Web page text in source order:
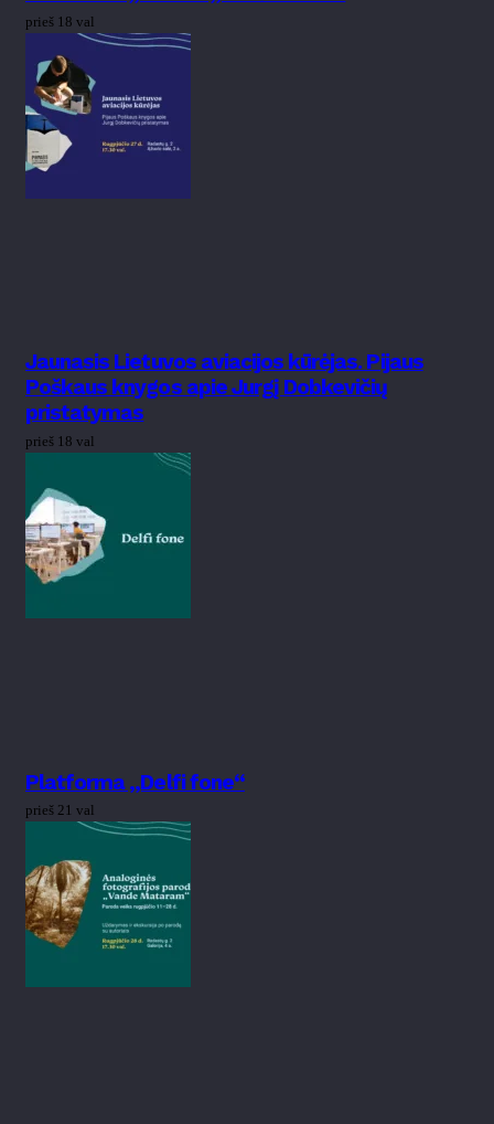
prieš 18 val
Jaunasis Lietuvos aviacijos kūrėjas. Pijaus
Poškaus knygos apie Jurgį Dobkevičių
pristatymas
prieš 18 val
Platforma „Delfi fone“
prieš 21 val